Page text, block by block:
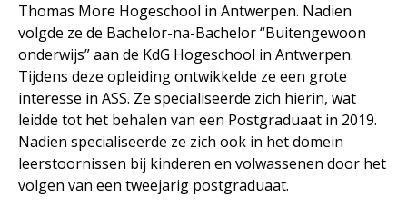
Thomas More Hogeschool in Antwerpen. Nadien
volgde ze de Bachelor-na-Bachelor “Buitengewoon
onderwijs” aan de KdG Hogeschool in Antwerpen.
Tijdens deze opleiding ontwikkelde ze een grote
interesse in ASS. Ze specialiseerde zich hierin, wat
leidde tot het behalen van een Postgraduaat in 2019.
Nadien specialiseerde ze zich ook in het domein
leerstoornissen bij kinderen en volwassenen door het
volgen van een tweejarig postgraduaat.